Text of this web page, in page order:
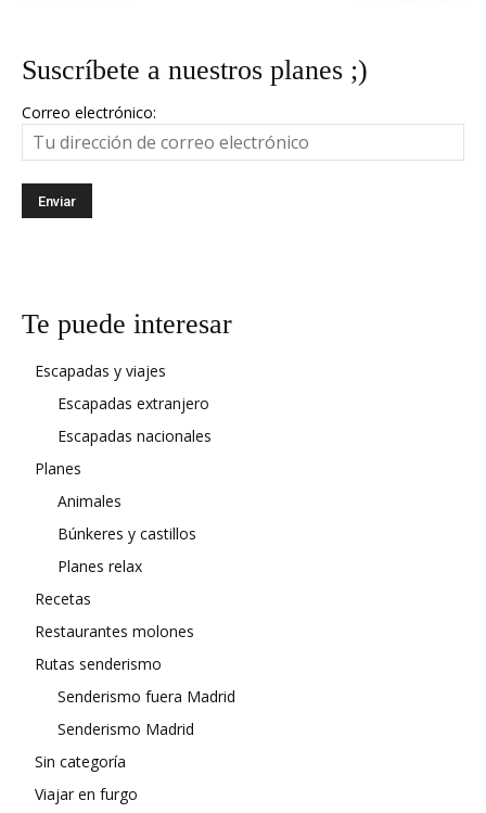
Suscríbete a nuestros planes ;)
Correo electrónico:
Te puede interesar
Escapadas y viajes
Escapadas extranjero
Escapadas nacionales
Planes
Animales
Búnkeres y castillos
Planes relax
Recetas
Restaurantes molones
Rutas senderismo
Senderismo fuera Madrid
Senderismo Madrid
Sin categoría
Viajar en furgo